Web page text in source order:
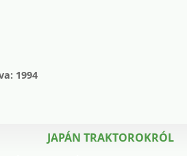
1994
JAPÁN TRAKTOROKRÓL